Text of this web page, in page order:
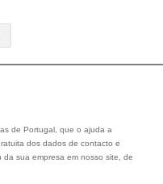
de Portugal, que o ajuda a
dos dados de contacto e
sua empresa em nosso site, de